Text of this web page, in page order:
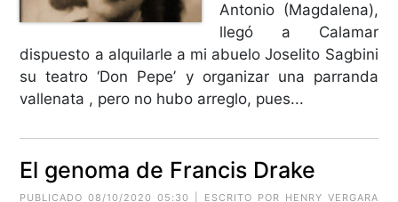
Antonio (Magdalena),
llegó a Calamar
dispuesto a alquilarle a mi abuelo Joselito Sagbini
su teatro ‘Don Pepe’ y organizar una parranda
vallenata , pero no hubo arreglo, pues...
El genoma de Francis Drake
PUBLICADO 08/10/2020 05:30 | ESCRITO POR HENRY VERGARA